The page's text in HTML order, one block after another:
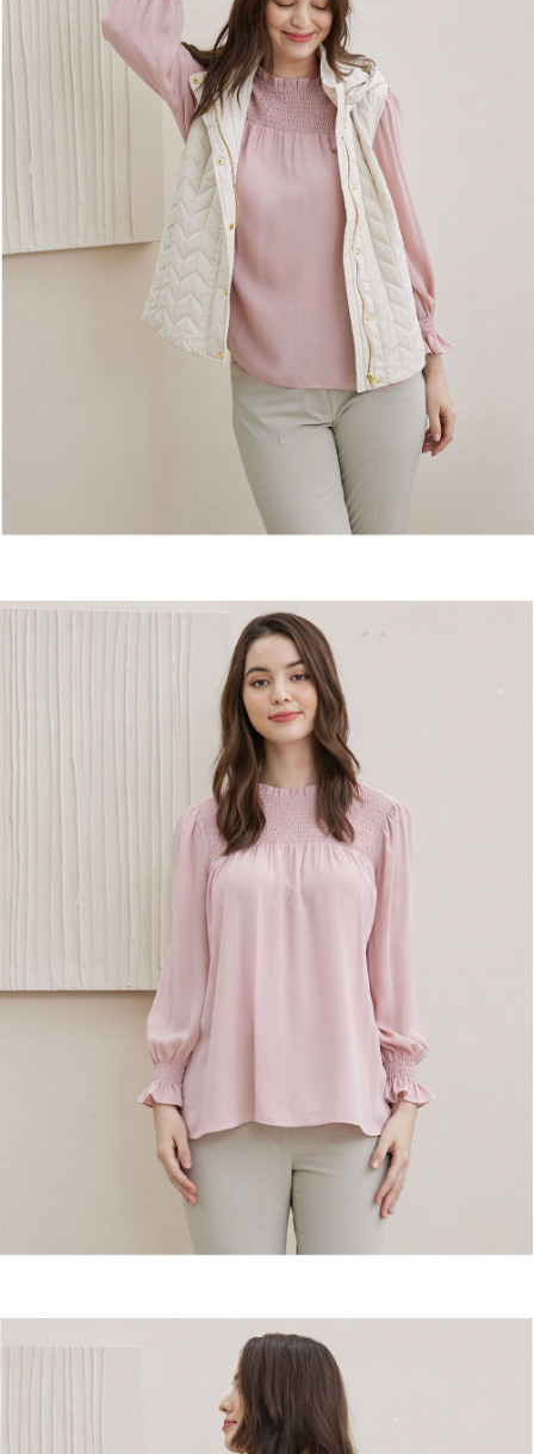
※ 交易是否成功請以「AFTEE先享後付 」之結帳頁面顯示為準，若有關於
是否繳費成功／繳費後需取消欲退款等相關疑問，請聯繫「AFTEE先享後付
客戶支援中心」
https://netprotections.freshdesk.com/support/home
１．透過由恩沛科技股份有限公司提供之「AFTEE先享後付」服務完成之交
易，需依本服務之必要範圍內提供個人資料，並將交易相關給付款項請求債
權轉讓予恩沛科技股份有限公司。
２．關於個人資料處理事宜，請瀏覽以下網址：
https://aftee.tw/terms/#terms3
３．未成年的使用者請事先徵得法定代理人或監護人之同意方可使用
「AFTEE先享後付」，若未經同意申辦者引起之損失，本公司不負相關責
４．使用「AFTEE先享後付」時，將依據個別帳號之用戶狀況，依本公司即
時審查核予不同之上限額度；若仍有額度不足之情形，本公司將視審查結果
請求用戶進行身份認證。
５．嚴禁一人註冊多個帳號或使用他人資訊註冊。若發現惡意使用之情形，
恩沛科技股份有限公司將有權停止該用戶之使用額度並採取法律行動。
付款後7-11取貨---滿2000元免運
每筆NT$60，滿NT$2,000(含以上)免運費
宅配-滿2000元免運
每筆NT$120，滿NT$2,000(含以上)免運費